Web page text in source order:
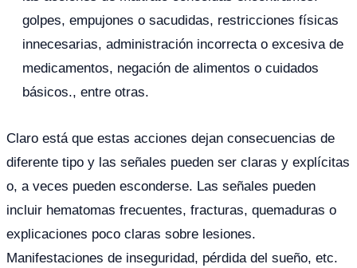
golpes, empujones o sacudidas, restricciones físicas
innecesarias, administración incorrecta o excesiva de
medicamentos, negación de alimentos o cuidados
básicos., entre otras.
Claro está que estas acciones dejan consecuencias de
diferente tipo y las señales pueden ser claras y explícitas
o, a veces pueden esconderse. Las señales pueden
incluir hematomas frecuentes, fracturas, quemaduras o
explicaciones poco claras sobre lesiones.
Manifestaciones de inseguridad, pérdida del sueño, etc.